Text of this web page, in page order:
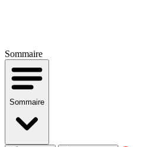
Sommaire
Sommaire